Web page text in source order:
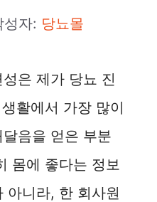
성자: 당뇨몰
은 제가 당뇨 진
활에서 가장 많이
음을 얻은 부분
몸에 좋다는 정보
아니라, 한 회사원